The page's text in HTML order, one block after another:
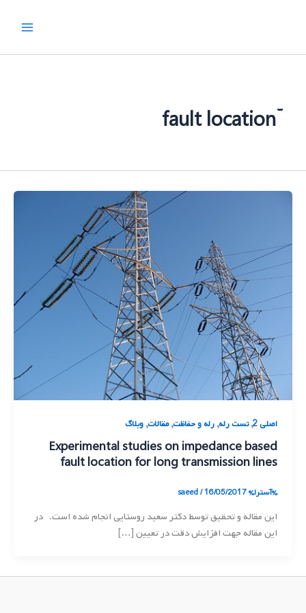
اصلی 2 ,تست رله, رله و حفاظت,مقالات, وبلاگ
Experimental studies on impedance based
fault location for long transmission lines
%آسترا% saeed/16/05/2017
این مقاله و تحقیق توسط دکتر سعید روستایی انجام شده است. در
این مقاله جهت افزایش دقت در تعیین […]